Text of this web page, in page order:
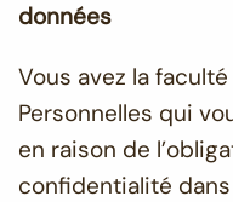
données
Vous avez la
Personnelles qui
en raison de
confidentialité